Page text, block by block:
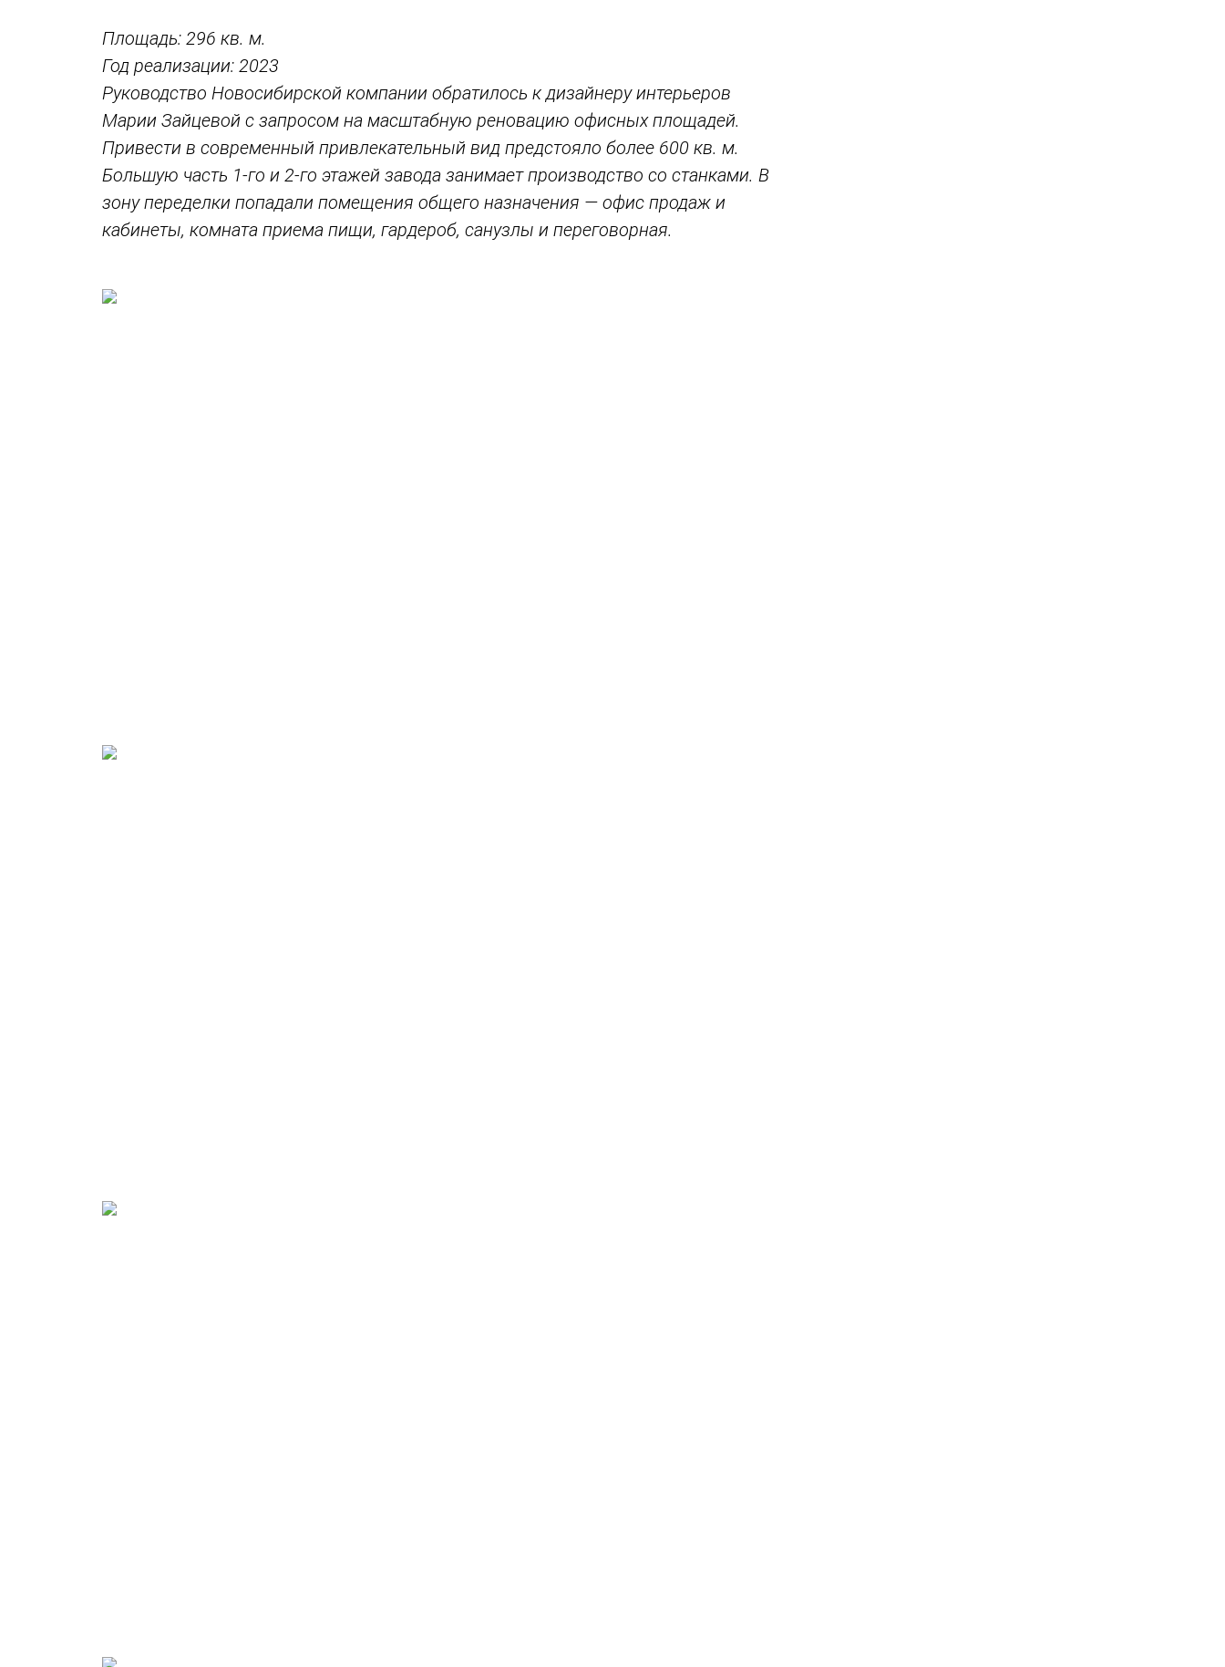
Площадь: 296 кв. м.
Год реализации: 2023
Руководство Новосибирской компании обратилось к дизайнеру интерьеров
Марии Зайцевой с запросом на масштабную реновацию офисных площадей.
Привести в современный привлекательный вид предстояло более 600 кв. м.
Большую часть 1-го и 2-го этажей завода занимает производство со станками. В
зону переделки попадали помещения общего назначения — офис продаж и
кабинеты, комната приема пищи, гардероб, санузлы и переговорная.